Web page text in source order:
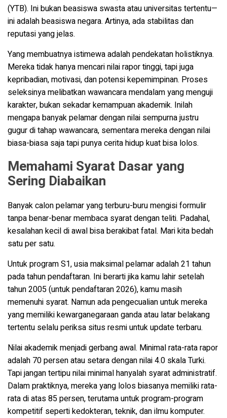
(YTB). Ini bukan beasiswa swasta atau universitas tertentu—
ini adalah beasiswa negara. Artinya, ada stabilitas dan
reputasi yang jelas.
Yang membuatnya istimewa adalah pendekatan holistiknya.
Mereka tidak hanya mencari nilai rapor tinggi, tapi juga
kepribadian, motivasi, dan potensi kepemimpinan. Proses
seleksinya melibatkan wawancara mendalam yang menguji
karakter, bukan sekadar kemampuan akademik. Inilah
mengapa banyak pelamar dengan nilai sempurna justru
gugur di tahap wawancara, sementara mereka dengan nilai
biasa-biasa saja tapi punya cerita hidup kuat bisa lolos.
Memahami Syarat Dasar yang
Sering Diabaikan
Banyak calon pelamar yang terburu-buru mengisi formulir
tanpa benar-benar membaca syarat dengan teliti. Padahal,
kesalahan kecil di awal bisa berakibat fatal. Mari kita bedah
satu per satu.
Untuk program S1, usia maksimal pelamar adalah 21 tahun
pada tahun pendaftaran. Ini berarti jika kamu lahir setelah
tahun 2005 (untuk pendaftaran 2026), kamu masih
memenuhi syarat. Namun ada pengecualian untuk mereka
yang memiliki kewarganegaraan ganda atau latar belakang
tertentu selalu periksa situs resmi untuk update terbaru.
Nilai akademik menjadi gerbang awal. Minimal rata-rata rapor
adalah 70 persen atau setara dengan nilai 4.0 skala Turki.
Tapi jangan tertipu nilai minimal hanyalah syarat administratif.
Dalam praktiknya, mereka yang lolos biasanya memiliki rata-
rata di atas 85 persen, terutama untuk program-program
kompetitif seperti kedokteran, teknik, dan ilmu komputer.